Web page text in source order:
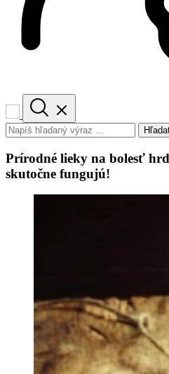
Prírodné lieky na bolesť
skutočne fungujú!